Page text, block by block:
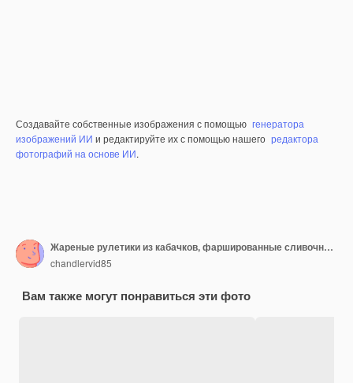
Создавайте собственные изображения с помощью генератора
изображений ИИ и редактируйте их с помощью нашего редактора
фотографий на основе ИИ.
Жареные рулетики из кабачков, фаршированные сливочным сыром и тунцом на деревянном столе
chandlervid85
Вам также могут понравиться эти фото